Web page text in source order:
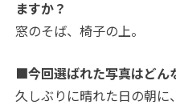
ますか？
窓のそば、椅子の上。
■今回選ばれた写真はどん
久しぶりに晴れた日の朝